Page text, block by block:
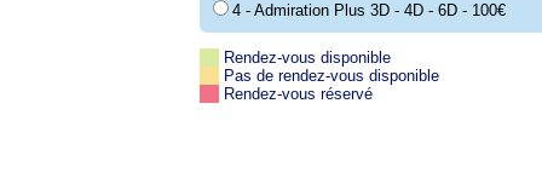
4 - Admiration Plus 3D - 4D - 6D - 100€
Rendez-vous disponible
Pas de rendez-vous disponible
Rendez-vous réservé